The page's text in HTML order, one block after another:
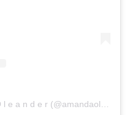
A post shared by A m a n d a??‍?O l e a n d e r (@amandaoleander)